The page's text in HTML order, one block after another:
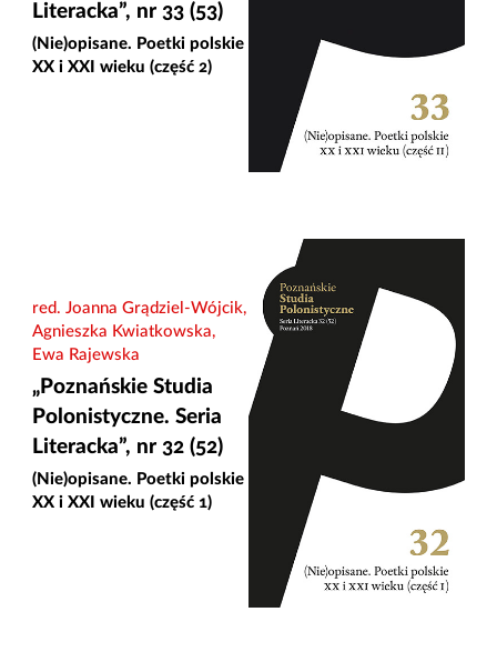
Literacka”, nr 33 (53)
(Nie)opisane. Poetki polskie
XX i XXI wieku (część 2)
red. Joanna Grądziel-Wójcik,
Agnieszka Kwiatkowska,
Ewa Rajewska
„Poznańskie Studia
Polonistyczne. Seria
Literacka”, nr 32 (52)
(Nie)opisane. Poetki polskie
XX i XXI wieku (część 1)